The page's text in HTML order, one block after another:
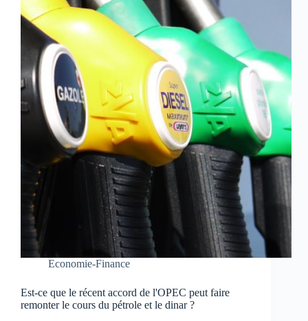
Economie-Finance
Est-ce que le récent accord de l'OPEC peut faire
remonter le cours du pétrole et le dinar ?